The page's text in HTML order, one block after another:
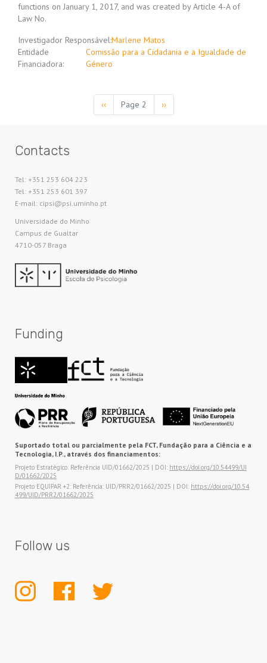
functions on January 1, 2017, and was created by Article 4-A of
Law No.
Investigador Responsável:Marlene Matos
Entidade
Financiadora:
Comissão para a Cidadania e a Igualdade de
Género
Previous
page
‹‹ Page 2
Next
page
››
Contacts
Tel: +351 253 604 223
Tel: +351 253 601 397
E-mail: cipsi@psi.uminho.pt
Universidade do Minho​
Campus de Gualtar
4710-057 Braga
Funding
Suportado total ou parcialmente pela FCT, Fundação para a Ciência e a
Tecnologia, I.P., através dos financiamentos:
Projeto Estratégico: Referência UID/01662/2025 | DOI: https://doi.org/10.54499/UI
D/01662/2025
Projeto EQUIPAR +2: Referência: UID/PRR2/01662/2025 | DOI: https://doi.org/10.54
499/UID/PRR2/01662/2025
Follow us